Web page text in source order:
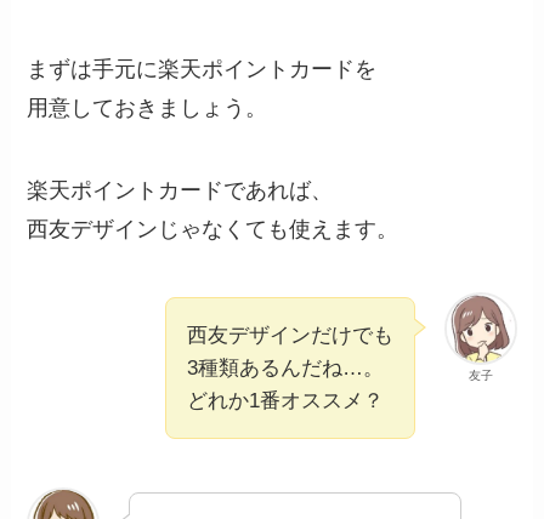
まずは手元に楽天ポイントカードを
用意しておきましょう。
楽天ポイントカードであれば、
西友デザインじゃなくても使えます。
友子
西友デザインだけでも
3種類あるんだね…。
どれか1番オススメ？